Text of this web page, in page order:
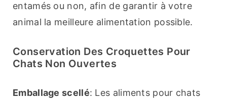
entamés ou non, afin de garantir à votre
animal la meilleure alimentation possible.
Conservation Des Croquettes Pour
Chats Non Ouvertes
Emballage scellé: Les aliments pour chats